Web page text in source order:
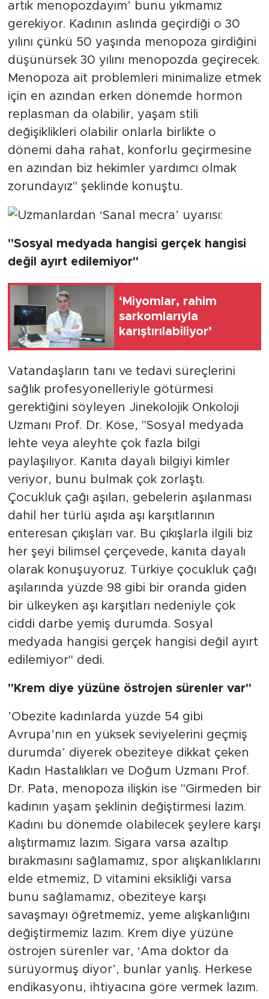
artık menopozdayım’ bunu yıkmamız
gerekiyor. Kadının aslında geçirdiği o 30
yılını çünkü 50 yaşında menopoza girdiğini
düşünürsek 30 yılını menopozda geçirecek.
Menopoza ait problemleri minimalize etmek
için en azından erken dönemde hormon
replasman da olabilir, yaşam stili
değişiklikleri olabilir onlarla birlikte o
dönemi daha rahat, konforlu geçirmesine
en azından biz hekimler yardımcı olmak
zorundayız" şeklinde konuştu.
"Sosyal medyada hangisi gerçek hangisi
değil ayırt edilemiyor"
‘Miyomlar, rahim
sarkomlarıyla
karıştırılabiliyor’
Vatandaşların tanı ve tedavi süreçlerini
sağlık profesyonelleriyle götürmesi
gerektiğini söyleyen Jinekolojik Onkoloji
Uzmanı Prof. Dr. Köse, "Sosyal medyada
lehte veya aleyhte çok fazla bilgi
paylaşılıyor. Kanıta dayalı bilgiyi kimler
veriyor, bunu bulmak çok zorlaştı.
Çocukluk çağı aşıları, gebelerin aşılanması
dahil her türlü aşıda aşı karşıtlarının
enteresan çıkışları var. Bu çıkışlarla ilgili biz
her şeyi bilimsel çerçevede, kanıta dayalı
olarak konuşuyoruz. Türkiye çocukluk çağı
aşılarında yüzde 98 gibi bir oranda giden
bir ülkeyken aşı karşıtları nedeniyle çok
ciddi darbe yemiş durumda. Sosyal
medyada hangisi gerçek hangisi değil ayırt
edilemiyor" dedi.
"Krem diye yüzüne östrojen sürenler var"
’Obezite kadınlarda yüzde 54 gibi
Avrupa’nın en yüksek seviyelerini geçmiş
durumda’ diyerek obeziteye dikkat çeken
Kadın Hastalıkları ve Doğum Uzmanı Prof.
Dr. Pata, menopoza ilişkin ise "Girmeden bir
kadının yaşam şeklinin değiştirmesi lazım.
Kadını bu dönemde olabilecek şeylere karşı
alıştırmamız lazım. Sigara varsa azaltıp
bırakmasını sağlamamız, spor alışkanlıklarını
elde etmemiz, D vitamini eksikliği varsa
bunu sağlamamız, obeziteye karşı
savaşmayı öğretmemiz, yeme alışkanlığını
değiştirmemiz lazım. Krem diye yüzüne
östrojen sürenler var, ‘Ama doktor da
sürüyormuş diyor’, bunlar yanlış. Herkese
endikasyonu, ihtiyacına göre vermek lazım.